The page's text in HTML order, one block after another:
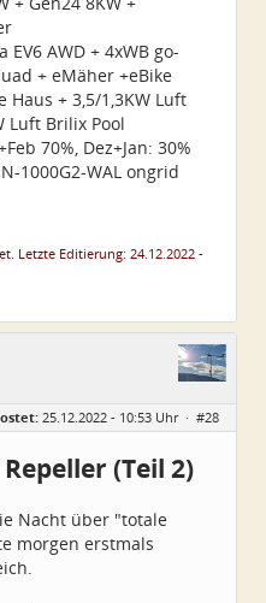
EV6 AWD + 4xWB go-
+ eMäher +eBike
Haus + 3,5/1,3KW Luft
Luft Brilix Pool
70%, Dez+Jan: 30%
1000G2-WAL ongrid
Letzte Editierung: 24.12.2022 -
25.12.2022 - 10:53 Uhr · #28
(Teil 2)
Nacht über "totale
morgen erstmals